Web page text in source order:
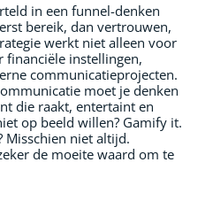
in een funnel-denken
bereik, dan vertrouwen,
werkt niet alleen voor
financiële instellingen,
communicatieprojecten.
moet je denken
die raakt, entertaint en
op beeld willen? Gamify it.
Misschien niet altijd.
de moeite waard om te